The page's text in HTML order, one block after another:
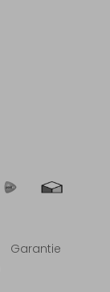
Garantie